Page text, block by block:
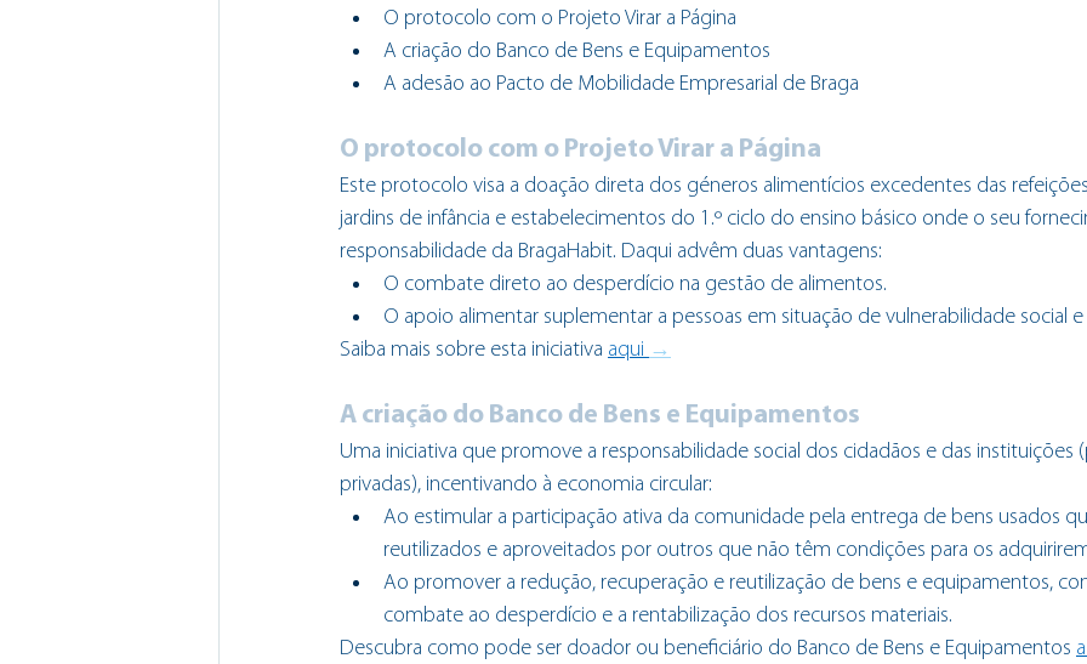
O protocolo com o Projeto Virar a Página
A criação do Banco de Bens e Equipamentos
A adesão ao Pacto de Mobilidade Empresarial de Braga
O protocolo com o Projeto Virar a Página
Este protocolo visa a doação direta dos géneros alimentícios excedentes das
jardins de infância e estabelecimentos do 1.º ciclo do ensino básico onde o seu
responsabilidade da BragaHabit. Daqui advêm duas vantagens:
O combate direto ao desperdício na gestão de alimentos.
O apoio alimentar suplementar a pessoas em situação de vulnerabilidade social
Saiba mais sobre esta iniciativa aqui →
A criação do Banco de Bens e Equipamentos
Uma iniciativa que promove a responsabilidade social dos cidadãos e das instituições
privadas), incentivando à economia circular:
Ao estimular a participação ativa da comunidade pela entrega de bens usados
reutilizados e aproveitados por outros que não têm condições para os
Ao promover a redução, recuperação e reutilização de bens e equipamentos,
combate ao desperdício e a rentabilização dos recursos materiais.
Descubra como pode ser doador ou beneficiário do Banco de Bens e Equipamentos